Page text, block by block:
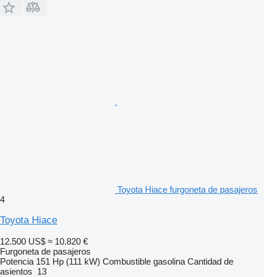
Toyota Hiace furgoneta de pasajeros
4
Toyota Hiace
12.500 US$ ≈ 10.820 €
Furgoneta de pasajeros
Potencia 151 Hp (111 kW) Combustible gasolina Cantidad de
asientos 13